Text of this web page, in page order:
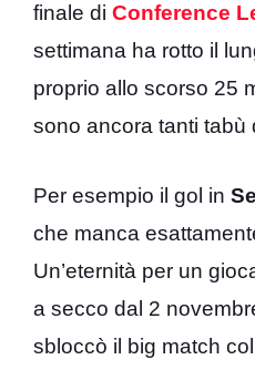
finale di Conference
settimana ha rotto il
proprio allo scorso 25
sono ancora tanti tabù
Per esempio il gol in
che manca
Un’eternità per un
a secco dal 2
sbloccò il big match col